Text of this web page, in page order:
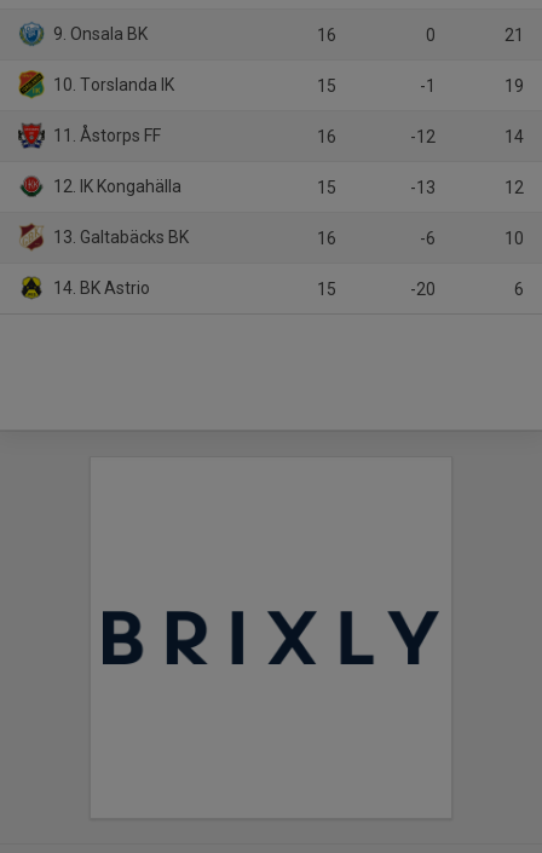
9. Onsala BK 16 0 21
10. Torslanda IK 15 -1 19
11. Åstorps FF 16 -12 14
12. IK Kongahälla 15 -13 12
13. Galtabäcks BK 16 -6 10
14. BK Astrio 15 -20 6